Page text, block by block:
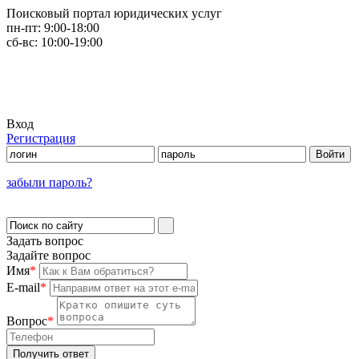
Поисковый портал юридических услуг
пн-пт: 9:00-18:00
сб-вс: 10:00-19:00
Вход
Регистрация
забыли пароль?
Задать вопрос
Задайте вопрос
Имя*
E-mail*
Вопрос*